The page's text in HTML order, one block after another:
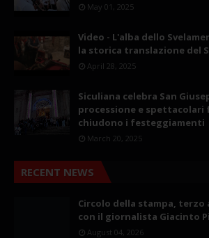
May 01, 2025
Video - L'alba dello
la storica translazione del
April 28, 2025
Siculiana celebra San
processione e spettacolari
chiudono i festeggiamenti
March 20, 2025
RECENT NEWS
Circolo della stampa,
con il giornalista Giacinto
August 04, 2026